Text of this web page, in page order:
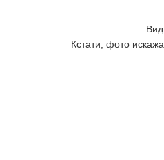
Кстати, фото